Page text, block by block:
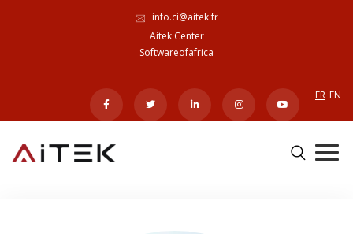
info.ci@aitek.fr
Aitek Center
Softwareofafrica
FR EN